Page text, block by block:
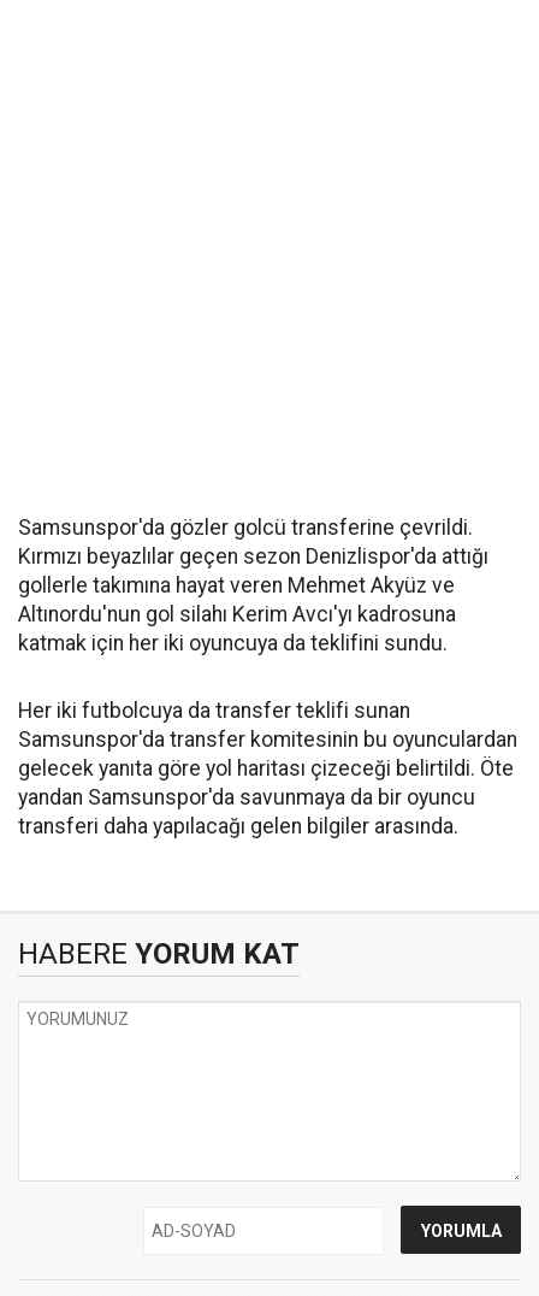
Samsunspor'da gözler golcü transferine çevrildi.
Kırmızı beyazlılar geçen sezon Denizlispor'da attığı
gollerle takımına hayat veren Mehmet Akyüz ve
Altınordu'nun gol silahı Kerim Avcı'yı kadrosuna
katmak için her iki oyuncuya da teklifini sundu.
Her iki futbolcuya da transfer teklifi sunan
Samsunspor'da transfer komitesinin bu oyunculardan
gelecek yanıta göre yol haritası çizeceği belirtildi. Öte
yandan Samsunspor'da savunmaya da bir oyuncu
transferi daha yapılacağı gelen bilgiler arasında.
HABERE YORUM KAT